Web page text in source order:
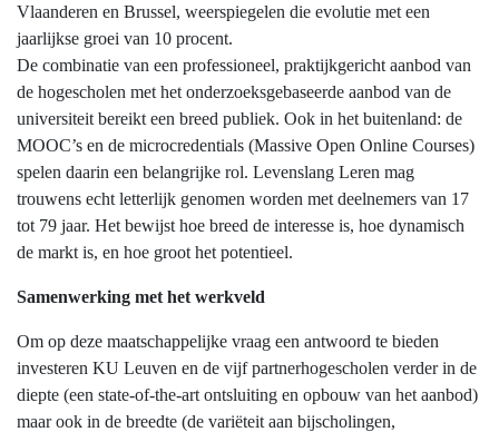
Vlaanderen en Brussel, weerspiegelen die evolutie met een
jaarlijkse groei van 10 procent.
De combinatie van een professioneel, praktijkgericht aanbod van
de hogescholen met het onderzoeksgebaseerde aanbod van de
universiteit bereikt een breed publiek. Ook in het buitenland: de
MOOC’s en de microcredentials (Massive Open Online Courses)
spelen daarin een belangrijke rol. Levenslang Leren mag
trouwens echt letterlijk genomen worden met deelnemers van 17
tot 79 jaar. Het bewijst hoe breed de interesse is, hoe dynamisch
de markt is, en hoe groot het potentieel.
Samenwerking met het werkveld
Om op deze maatschappelijke vraag een antwoord te bieden
investeren KU Leuven en de vijf partnerhogescholen verder in de
diepte (een state-of-the-art ontsluiting en opbouw van het aanbod)
maar ook in de breedte (de variëteit aan bijscholingen,